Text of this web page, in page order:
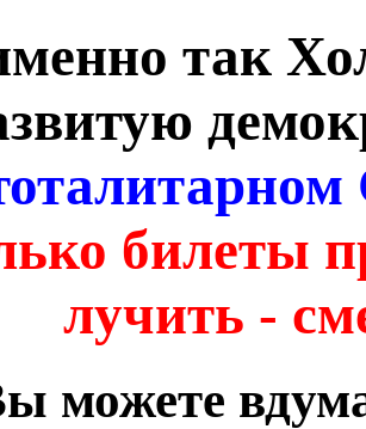
так
билеты
лучить -
можете